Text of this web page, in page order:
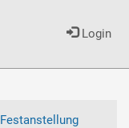
Login
Festanstellung